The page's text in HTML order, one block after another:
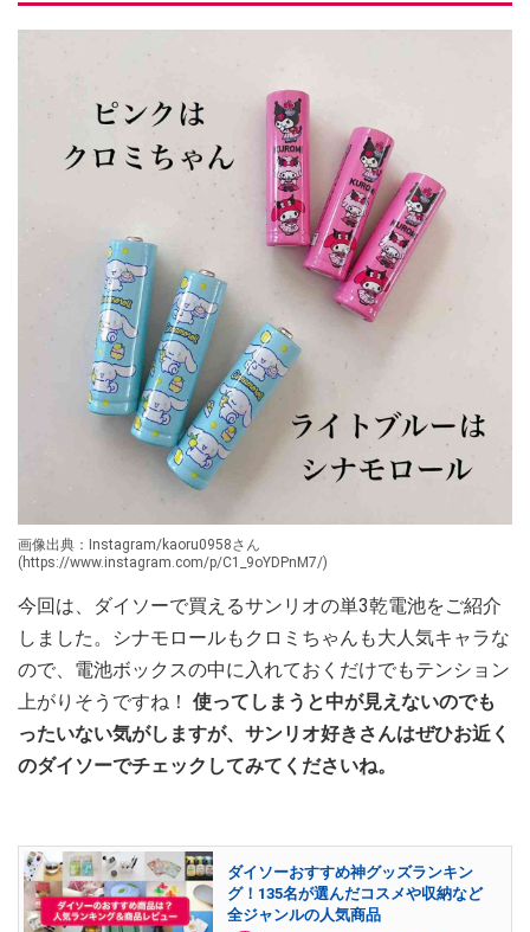
画像出典：Instagram/kaoru0958さん
(https://www.instagram.com/p/C1_9oYDPnM7/)
今回は、ダイソーで買えるサンリオの単3乾電池をご紹介
しました。シナモロールもクロミちゃんも大人気キャラな
ので、電池ボックスの中に入れておくだけでもテンション
上がりそうですね！ 使ってしまうと中が見えないのでも
ったいない気がしますが、サンリオ好きさんはぜひお近く
のダイソーでチェックしてみてくださいね。
ダイソーおすすめ神グッズランキン
グ！135名が選んだコスメや収納など
全ジャンルの人気商品